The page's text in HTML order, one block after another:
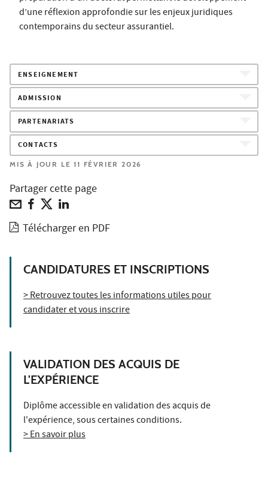
d’une réflexion approfondie sur les enjeux juridiques
contemporains du secteur assurantiel.
ENSEIGNEMENT
ADMISSION
PARTENARIATS
CONTACTS
MIS À JOUR LE 11 FÉVRIER 2026
Partager cette page
Télécharger en PDF
CANDIDATURES ET INSCRIPTIONS
> Retrouvez toutes les informations utiles pour
candidater et vous inscrire
VALIDATION DES ACQUIS DE
L'EXPÉRIENCE
Diplôme accessible en validation des acquis de
l'expérience, sous certaines conditions.
> En savoir plus